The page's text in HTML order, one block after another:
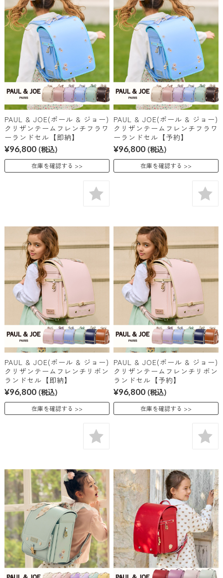
PAUL & JOE(ポール & ジョー)
クリザンテームフレンチフラワ
ーランドセル【即納】
¥96,800 (税込)
在庫を確認する
PAUL & JOE(ポール & ジョー)
クリザンテームフレンチフラワ
ーランドセル【予約】
¥96,800 (税込)
在庫を確認する
PAUL & JOE(ポール & ジョー)
クリザンテームフレンチリボン
ランドセル【即納】
¥96,800 (税込)
在庫を確認する
PAUL & JOE(ポール & ジョー)
クリザンテームフレンチリボン
ランドセル【予約】
¥96,800 (税込)
在庫を確認する